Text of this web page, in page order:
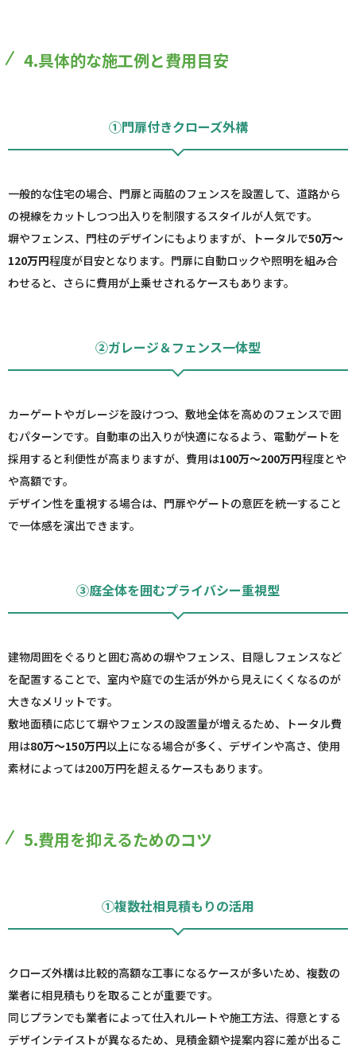
4.具体的な施工例と費用目安
①門扉付きクローズ外構
一般的な住宅の場合、門扉と両脇のフェンスを設置して、道路から
の視線をカットしつつ出入りを制限するスタイルが人気です。
塀やフェンス、門柱のデザインにもよりますが、トータルで50万～
120万円程度が目安となります。門扉に自動ロックや照明を組み合
わせると、さらに費用が上乗せされるケースもあります。
②ガレージ＆フェンス一体型
カーゲートやガレージを設けつつ、敷地全体を高めのフェンスで囲
むパターンです。自動車の出入りが快適になるよう、電動ゲートを
採用すると利便性が高まりますが、費用は100万～200万円程度とや
や高額です。
デザイン性を重視する場合は、門扉やゲートの意匠を統一すること
で一体感を演出できます。
③庭全体を囲むプライバシー重視型
建物周囲をぐるりと囲む高めの塀やフェンス、目隠しフェンスなど
を配置することで、室内や庭での生活が外から見えにくくなるのが
大きなメリットです。
敷地面積に応じて塀やフェンスの設置量が増えるため、トータル費
用は80万～150万円以上になる場合が多く、デザインや高さ、使用
素材によっては200万円を超えるケースもあります。
5.費用を抑えるためのコツ
①複数社相見積もりの活用
クローズ外構は比較的高額な工事になるケースが多いため、複数の
業者に相見積もりを取ることが重要です。
同じプランでも業者によって仕入れルートや施工方法、得意とする
デザインテイストが異なるため、見積金額や提案内容に差が出るこ